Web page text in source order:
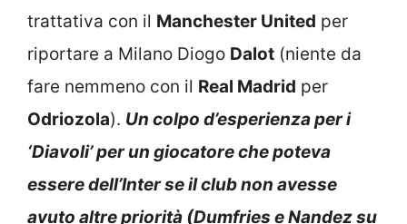
trattativa con il Manchester United per
riportare a Milano Diogo Dalot (niente da
fare nemmeno con il Real Madrid per
Odriozola). Un colpo d’esperienza per i
‘Diavoli’ per un giocatore che poteva
essere dell’Inter se il club non avesse
avuto altre priorità (Dumfries e Nandez su